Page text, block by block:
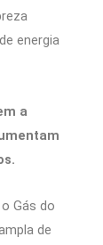
energia
a
Gás do
de